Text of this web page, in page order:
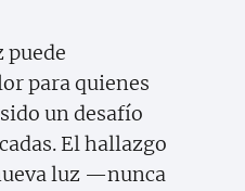
puede
para quienes
un desafío
El hallazgo
luz —nunca